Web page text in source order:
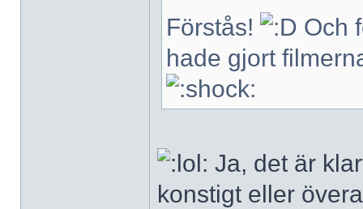
Förstås!
Och
hade gjort
Ja, det är
konstigt eller